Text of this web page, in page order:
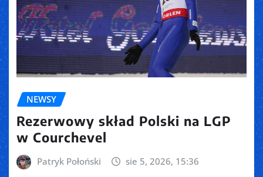
NEWSY
Rezerwowy skład Polski na LGP
w Courchevel
Patryk Połoński sie 5, 2026, 15:36